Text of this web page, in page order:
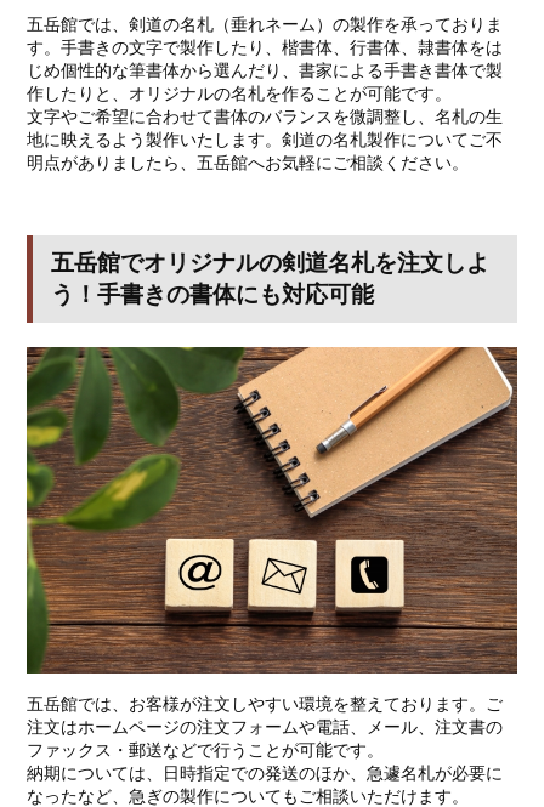
五岳館では、剣道の名札（垂れネーム）の製作を承っておりま
す。手書きの文字で製作したり、楷書体、行書体、隷書体をは
じめ個性的な筆書体から選んだり、書家による手書き書体で製
作したりと、オリジナルの名札を作ることが可能です。
文字やご希望に合わせて書体のバランスを微調整し、名札の生
地に映えるよう製作いたします。剣道の名札製作についてご不
明点がありましたら、五岳館へお気軽にご相談ください。
五岳館でオリジナルの剣道名札を注文しよ
う！手書きの書体にも対応可能
五岳館では、お客様が注文しやすい環境を整えております。ご
注文はホームページの注文フォームや電話、メール、注文書の
ファックス・郵送などで行うことが可能です。
納期については、日時指定での発送のほか、急遽名札が必要に
なったなど、急ぎの製作についてもご相談いただけます。